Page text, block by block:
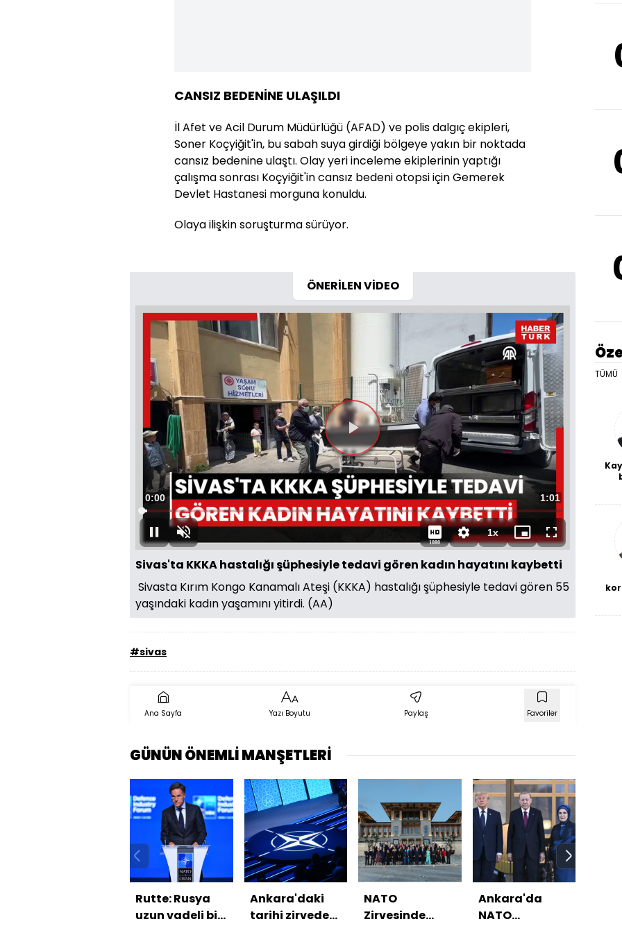
CANSIZ BEDENİNE ULAŞILDI
İl Afet ve Acil Durum Müdürlüğü (AFAD) ve polis dalgıç ekipleri,
Soner Koçyiğit'in, bu sabah suya girdiği bölgeye yakın bir noktada
cansız bedenine ulaştı. Olay yeri inceleme ekiplerinin yaptığı
çalışma sonrası Koçyiğit'in cansız bedeni otopsi için Gemerek
Devlet Hastanesi morguna konuldu.
Olaya ilişkin soruşturma sürüyor.
ÖNERİLEN VİDEO
Videoyu
Oynat
Oynat Sesi
Aç
Süre
0:00 Toplam
Süre
1:01
1080
Yüklendi:
23.93%
1xOynatma
Hızı
Mini
oynatıcı
Tam
Ekran
Sivas'ta KKKA hastalığı şüphesiyle tedavi gören kadın hayatını kaybetti
Sivasta Kırım Kongo Kanamalı Ateşi (KKKA) hastalığı şüphesiyle tedavi gören 55
yaşındaki kadın yaşamını yitirdi. (AA)
#sivas
Ana Sayfa Yazı Boyutu Paylaş Favoriler
GÜNÜN ÖNEMLİ MANŞETLERİ
Rutte: Rusya
uzun vadeli bir
Ankara'daki
tarihi zirvede
NATO
Zirvesinde
Ankara'da
NATO
TÜMÜ